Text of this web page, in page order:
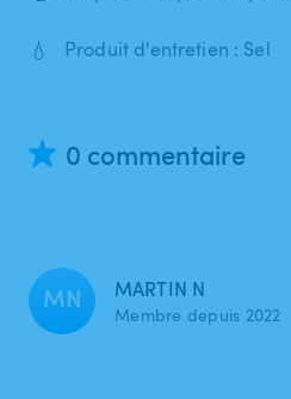
💧 Produit d'entretien : Sel
0 commentaire
MN MARTIN N
Membre depuis 2022